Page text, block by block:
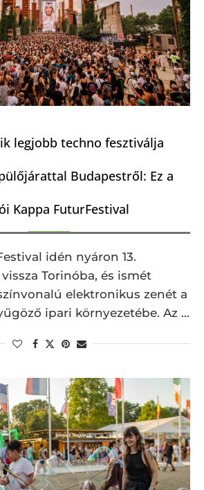
legjobb techno fesztiválja
Budapestről: Ez a
Kappa FuturFestival
idén nyáron 13.
Torinóba, és ismét
elektronikus zenét a
ipari környezetébe. Az …